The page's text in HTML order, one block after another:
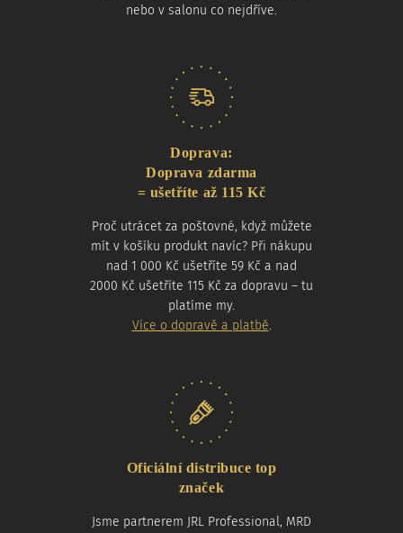
nebo v salonu co nejdříve.
Doprava:
Doprava zdarma
= ušetříte až 115 Kč
Proč utrácet za poštovné, když můžete
mít v košíku produkt navíc? Při nákupu
nad 1 000 Kč ušetříte 59 Kč a nad
2000 Kč ušetříte 115 Kč za dopravu – tu
platíme my.
Více o dopravě a platbě.
Oficiální distribuce top
značek
Jsme partnerem JRL Professional, MRD